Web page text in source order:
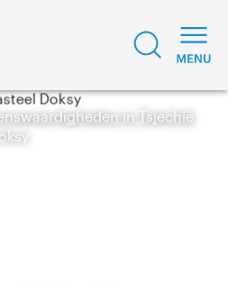
in Tsjechië